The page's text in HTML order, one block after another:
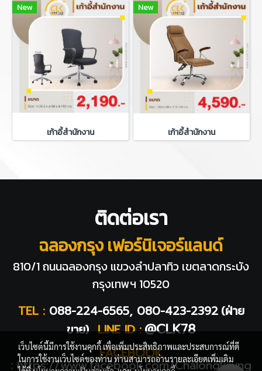
New
เก้าอี้สำนักงาน
New
เก้าอี้สำนักงาน
ติดต่อเรา
ฉลองกรุง เฟอร์นิเจอร์แลนด์
810/1 ถนนฉลองกรุง แขวงลำปลาทิว เขตลาดกระบัง
กรุงเทพฯ 10520
TEL : 088-224-6565, 080-423-2392 (ฝ่าย
ขาย) LINE ID : @CLK78
FACEBOOK
: https://www.facebook.com/Chalongkrung
เว็บไซต์นี้มีการใช้งานคุกกี้ เพื่อเพิ่มประสิทธิภาพและประสบการณ์ที่ดี
ในการใช้งานเว็บไซต์ของท่าน ท่านสามารถอ่านรายละเอียดเพิ่มเติม